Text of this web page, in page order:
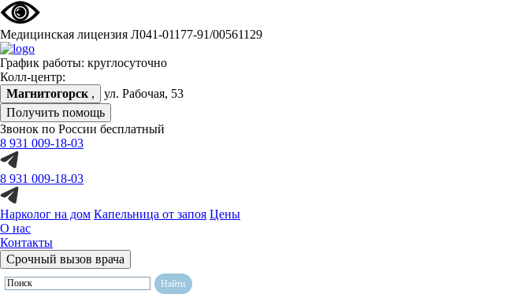
Медицинская лицензия Л041-01177-91/00561129
График работы: круглосуточно
Колл-центр:
Магнитогорск ,
ул. Рабочая, 53
Получить помощь
Звонок по России бесплатный
8 931 009-18-03
8 931 009-18-03
Нарколог на дом Капельница от запоя Цены
О нас
Контакты
Срочный вызов врача